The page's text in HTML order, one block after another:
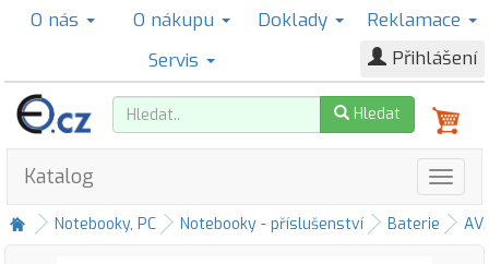
O nás O nákupu Doklady
Reklamace
Servis
Přihlášení
Hledat
Katalog
Notebooky, PC Notebooky - příslušenství Baterie